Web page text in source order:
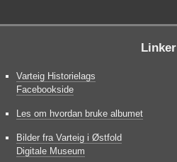
Linker
Varteig Historielags
Facebookside
Les om hvordan bruke albumet
Bilder fra Varteig i Østfold
Digitale Museum